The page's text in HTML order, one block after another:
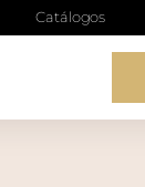
Catálogos